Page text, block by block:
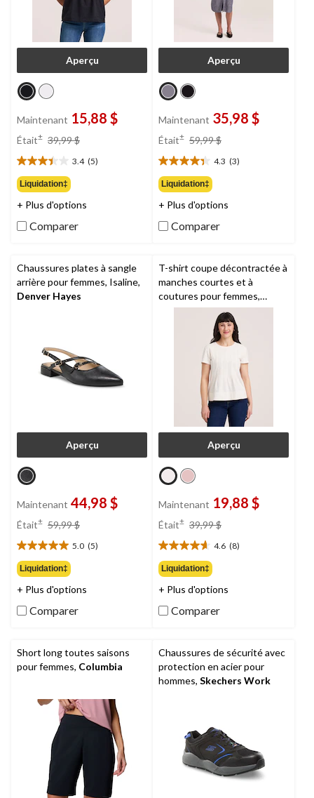
Aperçu
Maintenant 15,88 $
Était± 39,99 $
39,99 $
3.4 (5)
3.4
étoile(s)
sur
5.
5
évaluations
Liquidation‡
+ Plus d'options
Comparer
Aperçu
Maintenant 35,98 $
Était± 59,99 $
59,99 $
4.3 (3)
4.3
étoile(s)
sur
5.
3
évaluations
Liquidation‡
+ Plus d'options
Comparer
Chaussures plates à sangle
arrière pour femmes, Isaline,
Denver Hayes
Aperçu
Maintenant 44,98 $
Était± 59,99 $
59,99 $
5.0 (5)
5.0
étoile(s)
sur
5.
5
évaluations
Liquidation‡
+ Plus d'options
Comparer
T-shirt coupe décontractée à
manches courtes et à
coutures pour femmes,
Denver Hayes
Aperçu
Maintenant 19,88 $
Était± 39,99 $
39,99 $
4.6 (8)
4.6
étoile(s)
sur
5.
8
évaluations
Liquidation‡
+ Plus d'options
Comparer
Short long toutes saisons
pour femmes, Columbia
Chaussures de sécurité avec
protection en acier pour
hommes, Skechers Work